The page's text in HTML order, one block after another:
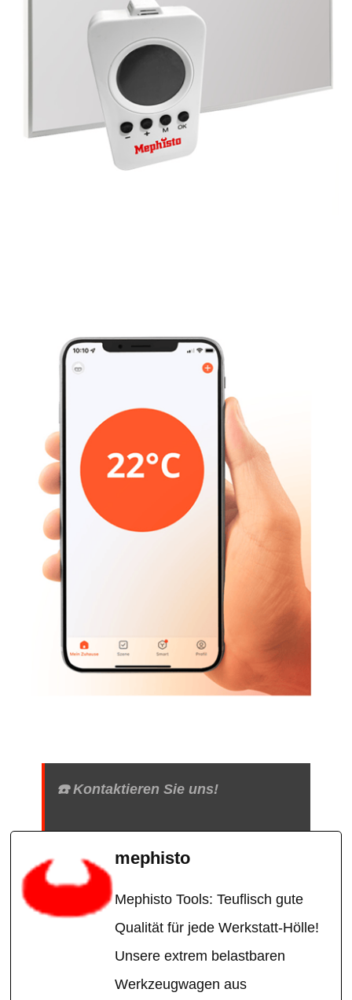
☎️ Kontaktieren Sie uns!
mephisto
Mephisto Tools: Teuflisch gute
Qualität für jede Werkstatt-Hölle!
Unsere extrem belastbaren
Werkzeugwagen aus